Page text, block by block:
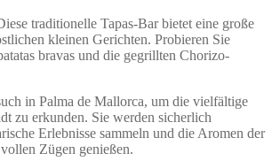
traditionelle Tapas-Bar bietet eine große
kleinen Gerichten. Probieren Sie
bravas und die gegrillten Chorizo-
in Palma de Mallorca, um die vielfältige
zu erkunden. Sie werden sicherlich
Erlebnisse sammeln und die Aromen der
Zügen genießen.